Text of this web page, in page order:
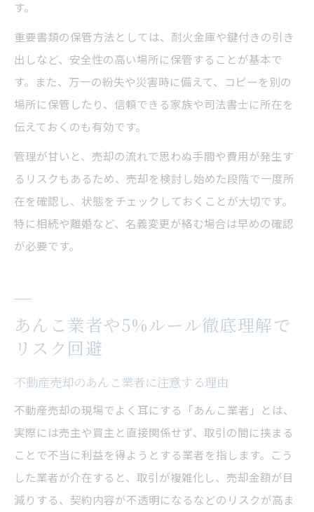
す。
重要書類の保管方法としては、耐火金庫や鍵付きの引き
出しなど、安全性の高い場所に保管することが基本で
す。また、万一の紛失や災害時に備えて、コピーを別の
場所に保管したり、信頼できる家族や司法書士に所在を
伝えておくのも有効です。
管理が甘いと、売却の流れで思わぬ手間や費用が発生す
るリスクもあるため、売却を検討し始めた段階で一度所
在を確認し、状態をチェックしておくことが大切です。
特に相続や離婚など、名義変更が絡む場合は早めの確認
が必要です。
あんこ業者や5%ルール徹底理解で
リスク回避
不動産売却のあんこ業者に注意する理由
不動産売却の現場でよく耳にする「あんこ業者」とは、
実際には売主や買主と直接関係せず、取引の間に挟まる
ことで不当に利益を得ようとする業者を指します。こう
した業者が介在すると、取引が複雑化し、売却金額が目
減りする、契約内容が不透明になるなどのリスクが高ま